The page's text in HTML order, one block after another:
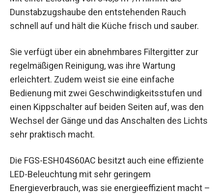
Dunstabzugshaube den entstehenden Rauch
schnell auf und hält die Küche frisch und sauber.
Sie verfügt über ein abnehmbares Filtergitter zur
regelmäßigen Reinigung, was ihre Wartung
erleichtert. Zudem weist sie eine einfache
Bedienung mit zwei Geschwindigkeitsstufen und
einen Kippschalter auf beiden Seiten auf, was den
Wechsel der Gänge und das Anschalten des Lichts
sehr praktisch macht.
Die FGS-ESH04S60AC besitzt auch eine effiziente
LED-Beleuchtung mit sehr geringem
Energieverbrauch, was sie energieeffizient macht –